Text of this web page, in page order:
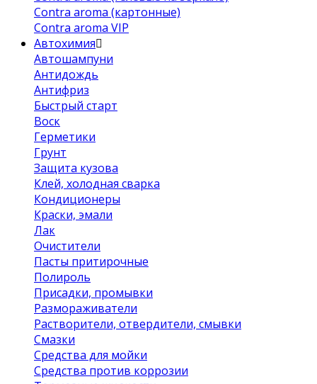
Contra aroma (картонные)
Contra aroma VIP
Автохимия
Автошампуни
Антидождь
Антифриз
Быстрый старт
Воск
Герметики
Грунт
Защита кузова
Клей, холодная сварка
Кондиционеры
Краски, эмали
Лак
Очистители
Пасты притирочные
Полироль
Присадки, промывки
Размораживатели
Растворители, отвердители, смывки
Смазки
Средства для мойки
Средства против коррозии